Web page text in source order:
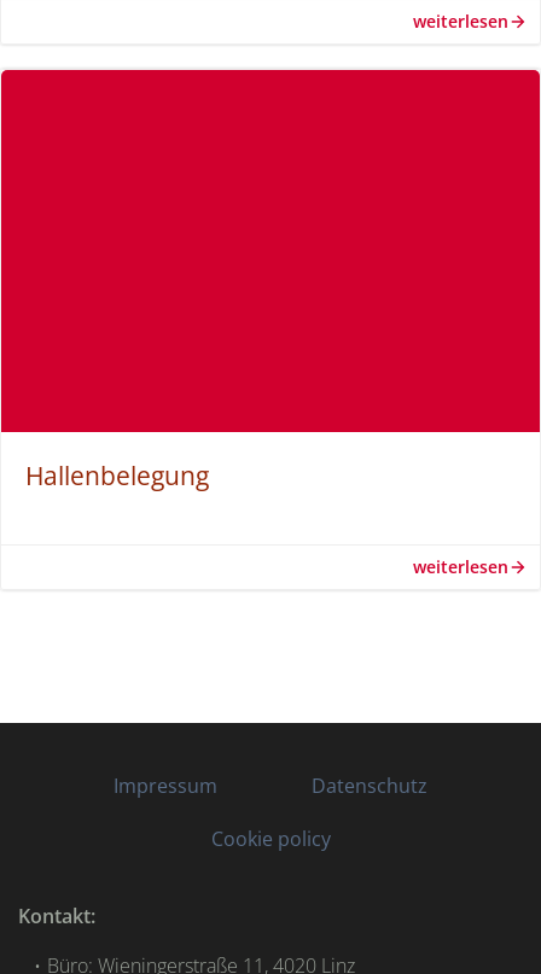
weiterlesen
Hallenbelegung
weiterlesen
Impressum
Datenschutz
Cookie policy
Kontakt:
Büro: Wieningerstraße 11, 4020 Linz